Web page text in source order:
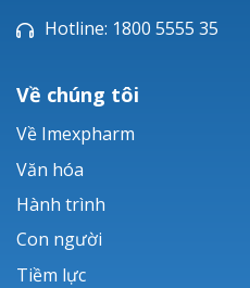
Bacsulfo®
Hotline: 1800 5555 35
Về chúng tôi
Về Imexpharm
Văn hóa
Hành trình
Con người
Tiềm lực